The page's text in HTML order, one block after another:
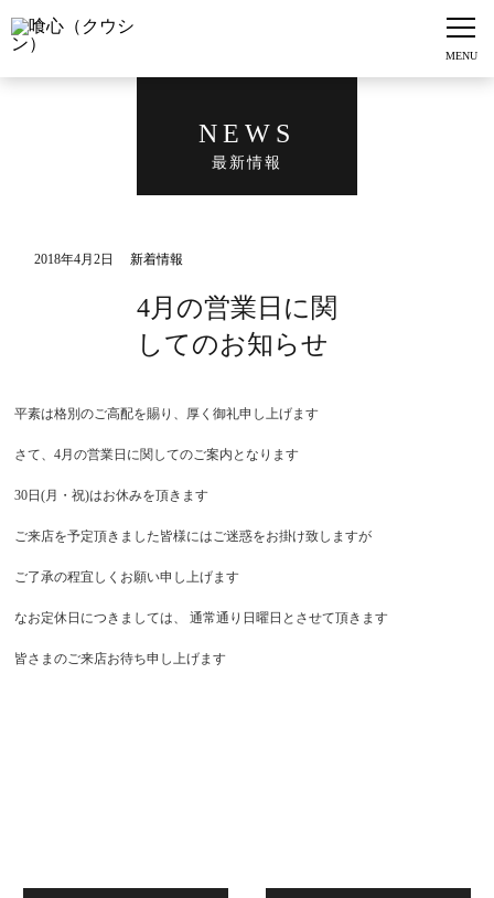
NEWS
最新情報
2018年4月2日 新着情報
4月の営業日に関
してのお知らせ
平素は格別のご高配を賜り、厚く御礼申し上げます
さて、4月の営業日に関してのご案内となります
30日(月・祝)はお休みを頂きます
ご来店を予定頂きました皆様にはご迷惑をお掛け致しますが
ご了承の程宜しくお願い申し上げます
なお定休日につきましては、 通常通り日曜日とさせて頂きます
皆さまのご来店お待ち申し上げます